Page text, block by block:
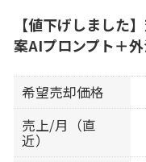
【値下げしました
案AIプロンプト＋
希望売却価格
売上/月（直
近）